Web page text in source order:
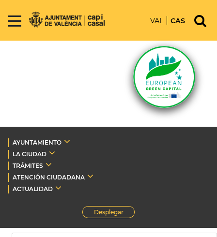
VAL CAS
AYUNTAMIENTO
LA CIUDAD
TRÁMITES
ATENCIÓN CIUDADANA
ACTUALIDAD
Desplegar